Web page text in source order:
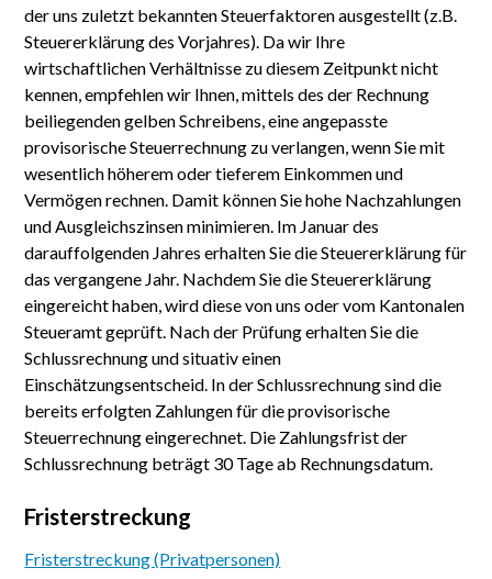
der uns zuletzt bekannten Steuerfaktoren ausgestellt (z.B.
Steuererklärung des Vorjahres). Da wir Ihre
wirtschaftlichen Verhältnisse zu diesem Zeitpunkt nicht
kennen, empfehlen wir Ihnen, mittels des der Rechnung
beiliegenden gelben Schreibens, eine angepasste
provisorische Steuerrechnung zu verlangen, wenn Sie mit
wesentlich höherem oder tieferem Einkommen und
Vermögen rechnen. Damit können Sie hohe Nachzahlungen
und Ausgleichszinsen minimieren. Im Januar des
darauffolgenden Jahres erhalten Sie die Steuererklärung für
das vergangene Jahr. Nachdem Sie die Steuererklärung
eingereicht haben, wird diese von uns oder vom Kantonalen
Steueramt geprüft. Nach der Prüfung erhalten Sie die
Schlussrechnung und situativ einen
Einschätzungsentscheid. In der Schlussrechnung sind die
bereits erfolgten Zahlungen für die provisorische
Steuerrechnung eingerechnet. Die Zahlungsfrist der
Schlussrechnung beträgt 30 Tage ab Rechnungsdatum.
Fristerstreckung
Fristerstreckung (Privatpersonen)